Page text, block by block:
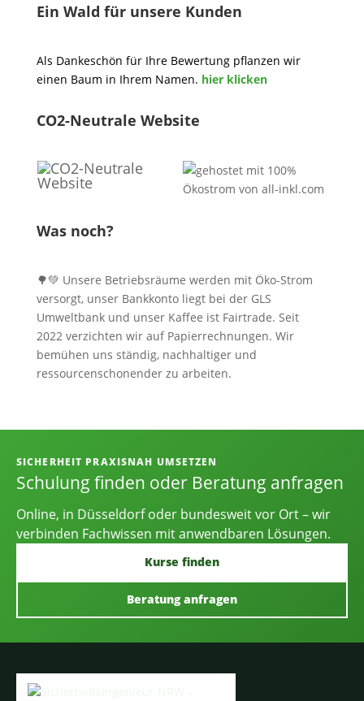
Ein Wald für unsere Kunden
Als Dankeschön für Ihre Bewertung pflanzen wir
einen Baum in Ihrem Namen. hier klicken
CO2-Neutrale Website
Was noch?
🌳💚 Unsere Betriebsräume werden mit Öko-Strom
versorgt, unser Bankkonto liegt bei der GLS
Umweltbank und unser Kaffee ist Fairtrade. Seit
2022 verzichten wir auf Papierrechnungen. Wir
bemühen uns ständig, nachhaltiger und
ressourcenschonender zu arbeiten.
Informationen, Kontakt und
SICHERHEIT PRAXISNAH UMSETZEN
Schulung finden oder Beratung anfragen
Online, in Düsseldorf oder bundesweit vor Ort – wir
verbinden Fachwissen mit anwendbaren Lösungen.
Kurse finden
Beratung anfragen